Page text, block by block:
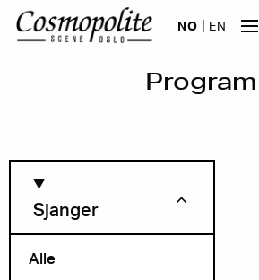
Hopp til hovedinnhold
NO EN
Program
Sjanger
Alle